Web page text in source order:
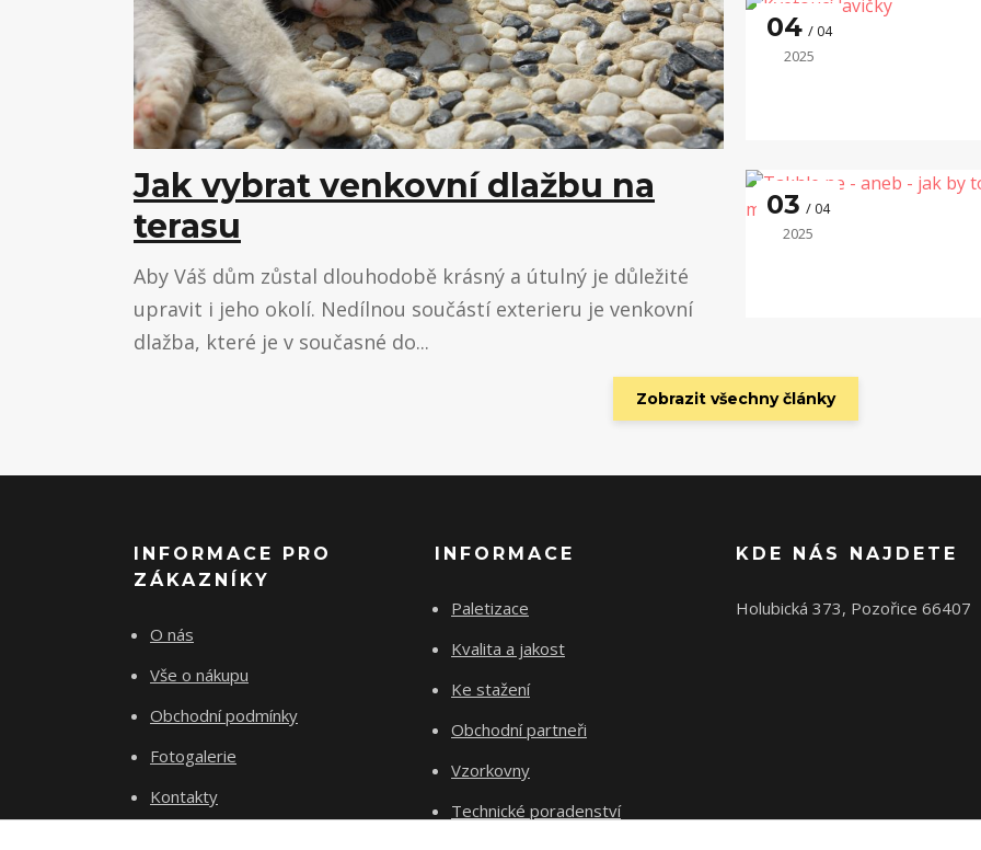
Jak vybrat venkovní dlažbu na
terasu
Aby Váš dům zůstal dlouhodobě krásný a útulný je důležité
upravit i jeho okolí. Nedílnou součástí exterieru je venkovní
dlažba, které je v současné do...
04 04
2025
03 04
2025
Zobrazit všechny články
INFORMACE PRO
ZÁKAZNÍKY
O nás
Vše o nákupu
Obchodní podmínky
Fotogalerie
Kontakty
INFORMACE
Paletizace
Kvalita a jakost
Ke stažení
Obchodní partneři
Vzorkovny
Technické poradenství
KDE NÁS NAJDETE
Holubická 373, Pozořice 66407